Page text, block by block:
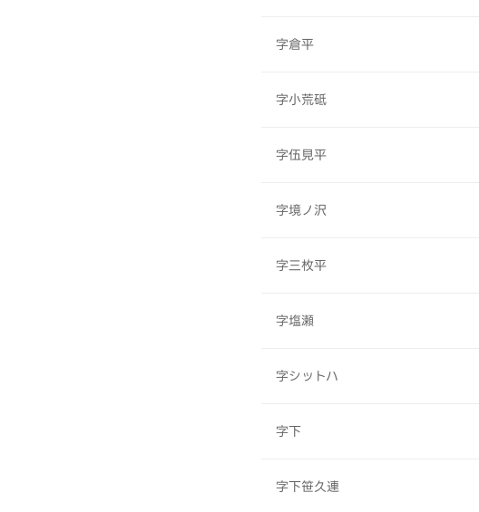
字倉平
字小荒砥
字伍見平
字境ノ沢
字三枚平
字塩瀬
字シットハ
字下
字下笹久連